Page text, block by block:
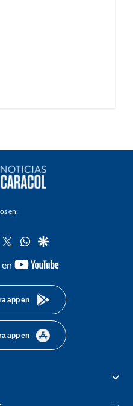
en:
instagram
twitterwhatsapp
google
youtube-
app en
app en